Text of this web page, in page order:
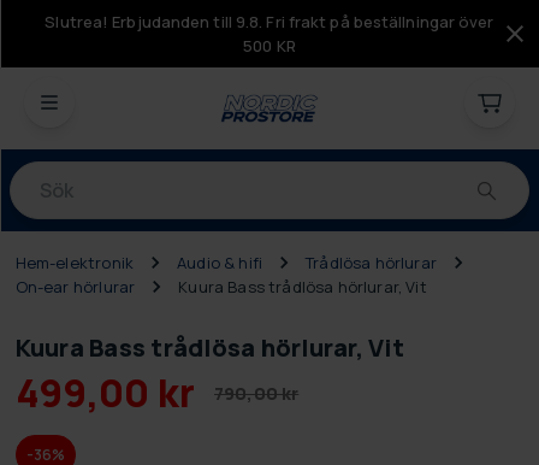
Slutrea! Erbjudanden till 9.8. Fri frakt på beställningar över
500 KR
Produkter
Hem-elektronik Audio & hifi
Trådlösa hörlurar
On-ear hörlurar
Kuura Bass trådlösa hörlurar, Vit
Kuura Bass trådlösa hörlurar, Vit
499,00 kr 790,00 kr
-36%